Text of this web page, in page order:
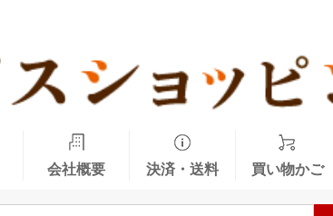
会社概要 決済・送料 買い物かご